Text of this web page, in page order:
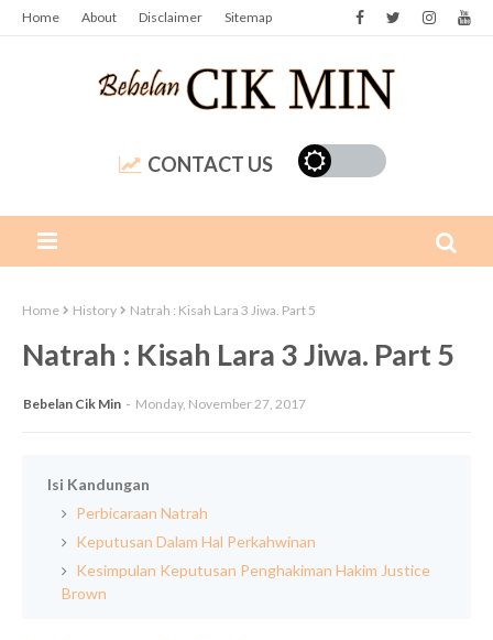
Home About Disclaimer Sitemap
CONTACT US
Home History Natrah : Kisah Lara 3 Jiwa. Part 5
Natrah : Kisah Lara 3 Jiwa. Part 5
Bebelan Cik Min Monday, November 27, 2017
Isi Kandungan
Perbicaraan Natrah
Keputusan Dalam Hal Perkahwinan
Kesimpulan Keputusan Penghakiman Hakim Justice
Brown